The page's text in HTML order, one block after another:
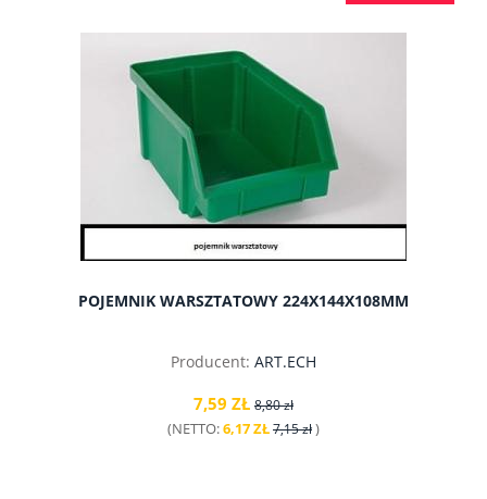
do koszyka
POJEMNIK WARSZTATOWY 224X144X108MM
Producent: ART.ECH
7,59 ZŁ 8,80 zł
(NETTO:6,17 ZŁ7,15 zł)